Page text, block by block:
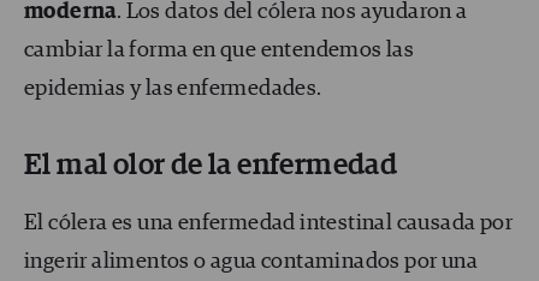
moderna. Los datos del cólera nos ayudaron a
cambiar la forma en que entendemos las
epidemias y las enfermedades.
El mal olor de la enfermedad
El cólera es una enfermedad intestinal causada por
ingerir alimentos o agua contaminados por una